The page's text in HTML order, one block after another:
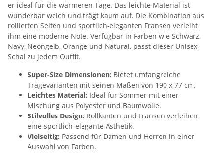
er ideal für die wärmeren Tage. Das leichte Material ist
wunderbar weich und trägt kaum auf. Die Kombination aus
rollierten Seiten und sportlich-eleganten Fransen verleiht
ihm eine moderne Note. Verfügbar in Farben wie Schwarz,
Navy, Neongelb, Orange und Natural, passt dieser Unisex-
Schal zu jedem Outfit.
Super-Size Dimensionen: Bietet umfangreiche
Tragevarianten mit seinen Maßen von 190 x 77 cm.
Leichtes Material: Ideal für Sommer mit einer
Mischung aus Polyester und Baumwolle.
Stilvolles Design: Rollkanten und Fransen verleihen
eine sportlich-elegante Ästhetik.
Vielseitig: Passend für Damen und Herren in einer
Auswahl von Farben.